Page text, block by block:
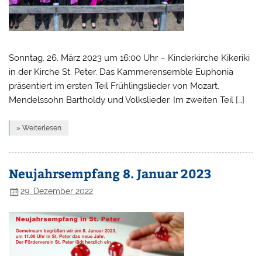
Sonntag, 26. März 2023 um 16:00 Uhr – Kinderkirche Kikeriki
in der Kirche St. Peter. Das Kammerensemble Euphonia
präsentiert im ersten Teil Frühlingslieder von Mozart,
Mendelssohn Bartholdy und Volkslieder. Im zweiten Teil […]
» Weiterlesen
Neujahrsempfang 8. Januar 2023
29. Dezember 2022